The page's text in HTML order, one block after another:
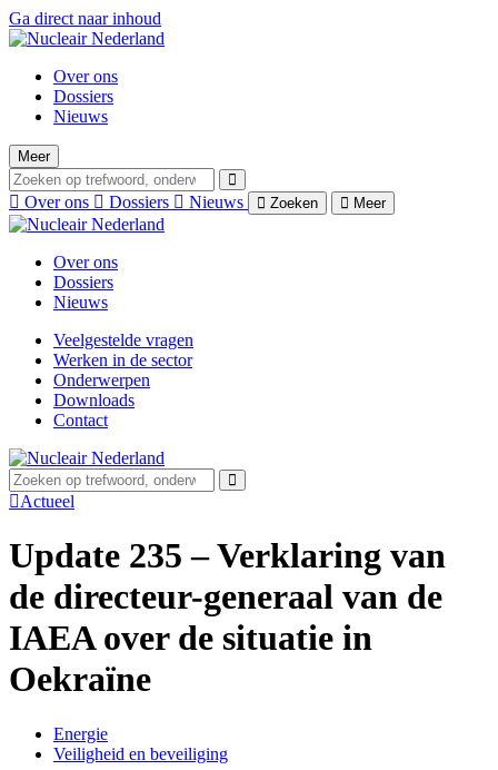
Ga direct naar inhoud
Over ons
Dossiers
Nieuws
Meer
Over ons Dossiers Nieuws Zoeken Meer
Over ons
Dossiers
Nieuws
Veelgestelde vragen
Werken in de sector
Onderwerpen
Downloads
Contact
Actueel
Update 235 – Verklaring van
de directeur-generaal van de
IAEA over de situatie in
Oekraïne
Energie
Veiligheid en beveiliging